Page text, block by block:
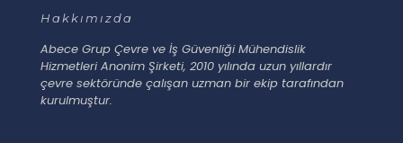
Hakkımızda
Abece Grup Çevre ve İş Güvenliği Mühendislik
Hizmetleri Anonim Şirketi, 2010 yılında uzun yıllardır
çevre sektöründe çalışan uzman bir ekip tarafından
kurulmuştur.